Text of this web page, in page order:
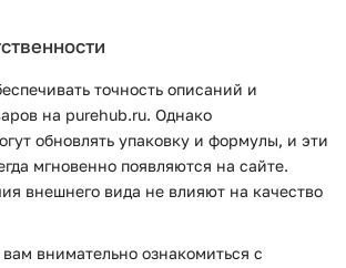
точность описаний и
на purehub.ru. Однако
обновлять упаковку и формулы, и эти
мгновенно появляются на сайте.
внешнего вида не влияют на качество
внимательно ознакомиться с